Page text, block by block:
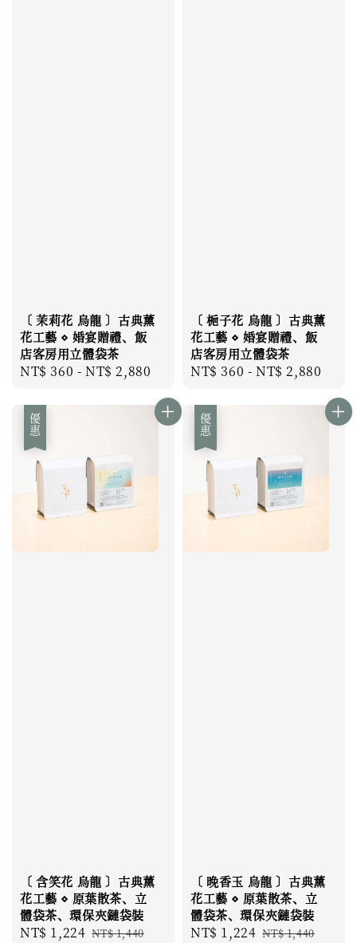
〔 茉莉花 烏龍 〕古典薰
花工藝 ⋄ 婚宴贈禮、飯
店客房用立體袋茶
Regular
NT$ 360 -NT$ 2,880
〔 梔子花 烏龍 〕古典薰
花工藝 ⋄ 婚宴贈禮、飯
店客房用立體袋茶
Regular
NT$ 360 -NT$ 2,880
優惠
〔 含笑花 烏龍 〕古典薰
花工藝 ⋄ 原葉散茶、立
體袋茶、環保夾鏈袋裝
Sale
NT$ 1,224 Regular
NT$ 1,440
優惠
〔 晚香玉 烏龍 〕古典薰
花工藝 ⋄ 原葉散茶、立
體袋茶、環保夾鏈袋裝
Sale
NT$ 1,224 Regular
NT$ 1,440